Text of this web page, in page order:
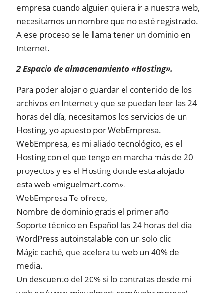
empresa cuando alguien quiera ir a nuestra web,
necesitamos un nombre que no esté registrado.
A ese proceso se le llama tener un dominio en
Internet.
2 Espacio de almacenamiento «Hosting».
Para poder alojar o guardar el contenido de los
archivos en Internet y que se puedan leer las 24
horas del día, necesitamos los servicios de un
Hosting, yo apuesto por WebEmpresa.
WebEmpresa, es mi aliado tecnológico, es el
Hosting con el que tengo en marcha más de 20
proyectos y es el Hosting donde esta alojado
esta web «miguelmart.com».
WebEmpresa Te ofrece,
Nombre de dominio gratis el primer año
Soporte técnico en Español las 24 horas del día
WordPress autoinstalable con un solo clic
Mágic caché, que acelera tu web un 40% de
media.
Un descuento del 20% si lo contratas desde mi